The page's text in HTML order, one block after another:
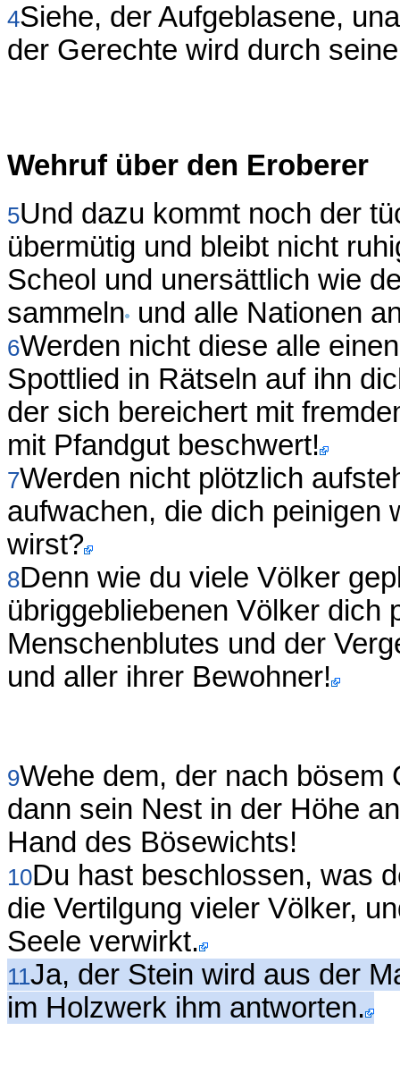
4Siehe, der Aufgeblasene,
der Gerechte wird durch
Wehruf über den Eroberer
5Und dazu kommt noch der
übermütig und bleibt nicht
Scheol und unersättlich wie
sammeln und alle Nationen
6Werden nicht diese alle
Spottlied in Rätseln auf ihn
der sich bereichert mit
mit Pfandgut beschwert!
7Werden nicht plötzlich
aufwachen, die dich peinigen
wirst?
8Denn wie du viele Völker
übriggebliebenen Völker dich
Menschenblutes und der
und aller ihrer Bewohner!
9Wehe dem, der nach bösem
dann sein Nest in der Höhe
Hand des Bösewichts!
10Du hast beschlossen, was
die Vertilgung vieler Völker,
Seele verwirkt.
11Ja, der Stein wird aus der
im Holzwerk ihm antworten.